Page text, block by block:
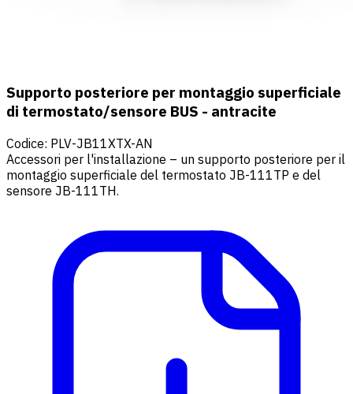
Supporto posteriore per montaggio superficiale
di termostato/sensore BUS - antracite
Codice: PLV-JB11XTX-AN
Accessori per l'installazione – un supporto posteriore per il
montaggio superficiale del termostato JB-111TP e del
sensore JB-111TH.